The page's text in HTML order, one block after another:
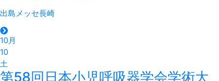
出島メッセ長崎
10月
10
土
第58回日本小児呼吸器学会学術大